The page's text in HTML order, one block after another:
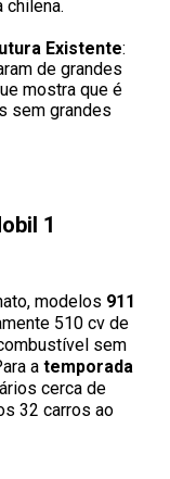
chilena.
Existente:
de grandes
mostra que é
sem grandes
1
modelos 911
510 cv de
sem
atemporada
cerca de
32 carros ao